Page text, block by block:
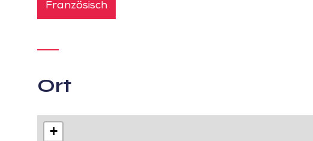
Französisch
Ort
+